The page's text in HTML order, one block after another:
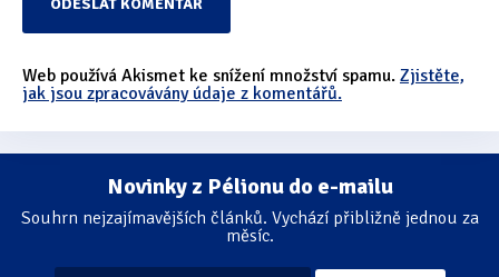
Web používá Akismet ke snížení množství spamu. Zjistěte,
jak jsou zpracovávány údaje z komentářů.
Novinky z Pélionu do e-mailu
Souhrn nejzajímavějších článků. Vychází přibližně jednou za
měsíc.